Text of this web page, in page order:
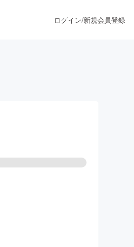
ログイン/新規会員登録